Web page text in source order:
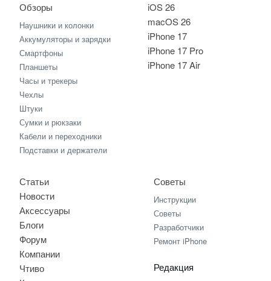
iOS 26
macOS 26
iPhone 17
iPhone 17 Pro
iPhone 17 Air
Обзоры
Наушники и колонки
Аккумуляторы и зарядки
Смартфоны
Планшеты
Часы и трекеры
Чехлы
Штуки
Сумки и рюкзаки
Кабели и переходники
Подставки и держатели
Статьи
Новости
Аксессуары
Блоги
Форум
Компании
Чтиво
Советы
Инструкции
Советы
Разработчики
Ремонт iPhone
Редакция